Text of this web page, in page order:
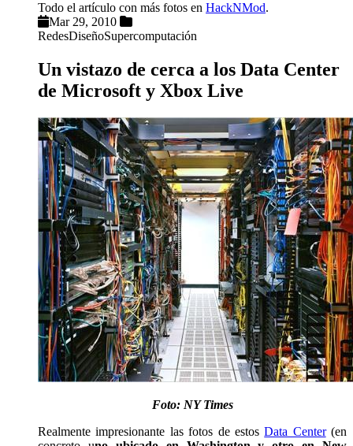
Todo el artículo con más fotos en HackNMod.
Mar 29, 2010
RedesDiseñoSupercomputación
Un vistazo de cerca a los Data Center
de Microsoft y Xbox Live
Foto: NY Times
Realmente impresionante las fotos de estosData Center(en